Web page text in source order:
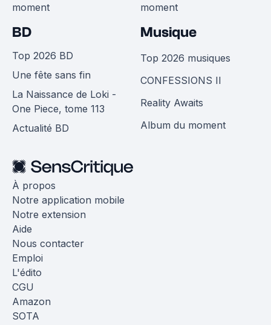
moment
moment
BD
Top 2026 BD
Une fête sans fin
La Naissance de Loki -
One Piece, tome 113
Actualité BD
Musique
Top 2026 musiques
CONFESSIONS II
Reality Awaits
Album du moment
À propos
Notre application mobile
Notre extension
Aide
Nous contacter
Emploi
L'édito
CGU
Amazon
SOTA